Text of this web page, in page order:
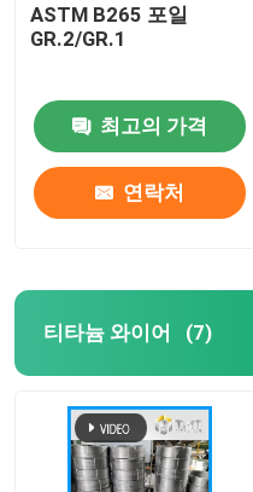
ASTM B265 포일
GR.2/GR.1
최고의 가격
연락처
티타늄 와이어 (7)